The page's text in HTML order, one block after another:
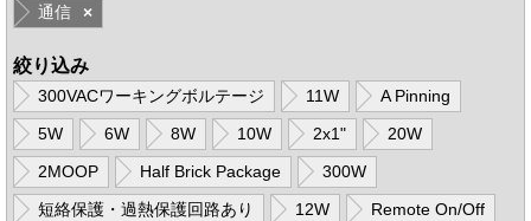
通信 ×
絞り込み
300VACワーキングボルテージ 11W
A Pinning
5W
6W 8W 10W 2x1"
20W
2MOOP
Half Brick Package
300W
短絡保護・過熱保護回路あり
12W
Remote On/Off